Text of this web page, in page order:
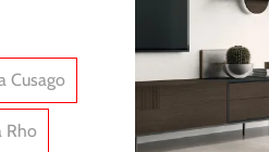
Cusago
Rho